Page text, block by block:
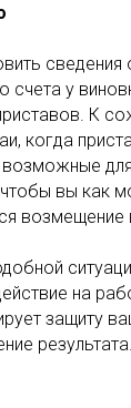
сведения
счета у
К
когда
возможные
вы как
возмещение
на
защиту
результата.